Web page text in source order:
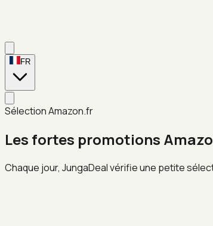
FR
Sélection Amazon.fr
Les fortes promotions
Chaque jour, JungaDeal vérifie une petite